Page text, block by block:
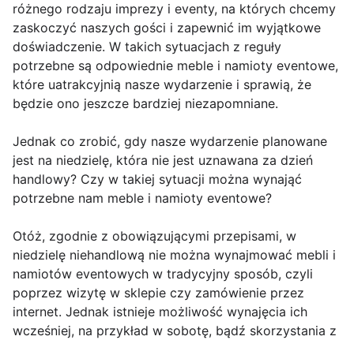
różnego rodzaju imprezy i eventy, na których chcemy
zaskoczyć naszych gości i zapewnić im wyjątkowe
doświadczenie. W takich sytuacjach z reguły
potrzebne są odpowiednie meble i namioty eventowe,
które uatrakcyjnią nasze wydarzenie i sprawią, że
będzie ono jeszcze bardziej niezapomniane.
Jednak co zrobić, gdy nasze wydarzenie planowane
jest na niedzielę, która nie jest uznawana za dzień
handlowy? Czy w takiej sytuacji można wynająć
potrzebne nam meble i namioty eventowe?
Otóż, zgodnie z obowiązującymi przepisami, w
niedzielę niehandlową nie można wynajmować mebli i
namiotów eventowych w tradycyjny sposób, czyli
poprzez wizytę w sklepie czy zamówienie przez
internet. Jednak istnieje możliwość wynajęcia ich
wcześniej, na przykład w sobotę, bądź skorzystania z